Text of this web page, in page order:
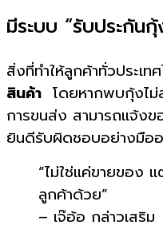
มีระบบ “รับประกัน
สิ่งที่ทำให้ลูกค้าทั่วประเท
สินค้า โดยหากพบกุ้งไ
การขนส่ง สามารถแจ้งข
ยินดีรับผิดชอบอย่างมือ
“ไม่ใช่แค่ขายของ แ
ลูกค้าด้วย”
– เจ๊อ้อ กล่าวเสริม